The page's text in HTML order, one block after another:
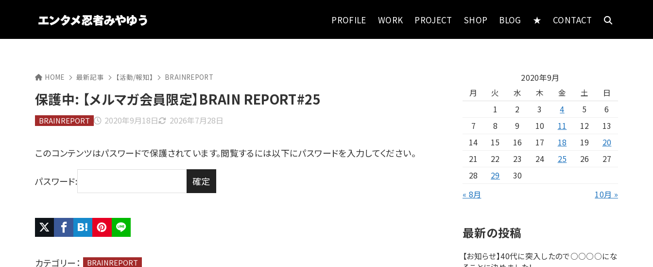
PROFILE WORK PROJECT SHOP BLOG ★ CONTACT
HOME 最新記事 【活動/報知】 BRAINREPORT
保護中: 【メルマガ会員限定】BRAIN REPORT#25
2020年9月18日 2026年7月28日
BRAINREPORT
このコンテンツはパスワードで保護されています。閲覧するには以下にパスワードを入力してください。
パスワード:
カテゴリー： BRAINREPORT
2020年9月
月
火 水 木 金 土
日
1
2 3 4 5
6
7
8 9 10 11 12
13
14
15 16 17 18 19
20
21
22 23 24 25 26
27
28
29
30
« 8月
10月 »
最新の投稿
【お知らせ】40代に突入したので○○○○にな